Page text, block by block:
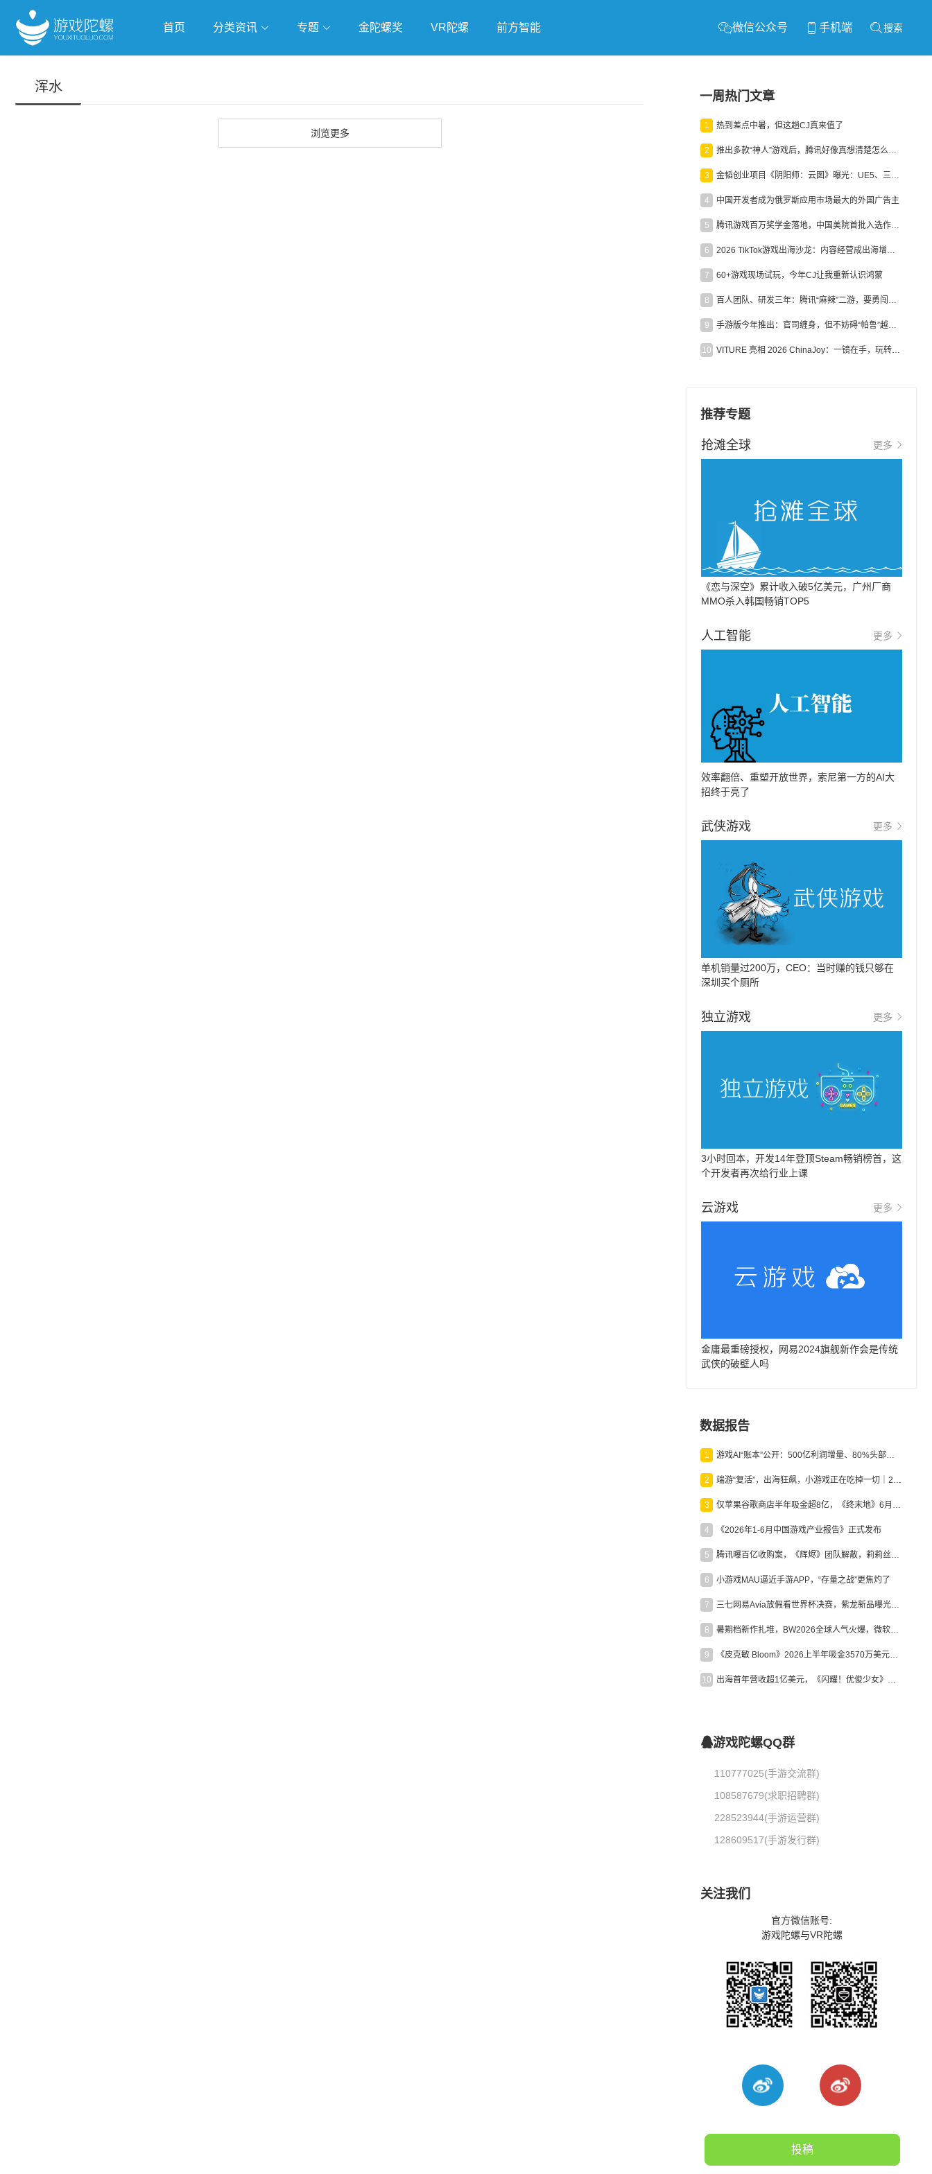
首页 分类资讯 专题 金陀螺奖 VR陀螺 前方智能 微信公众号 手机端 搜索
浑水
浏览更多
一周热门文章
1 热到差点中暑，但这趟CJ真来值了
2 推出多款“神人”游戏后，腾讯好像真想清楚怎么做二次元了
3 金韬创业项目《阴阳师：云图》曝光：UE5、三端互通、ARPG
4 中国开发者成为俄罗斯应用市场最大的外国广告主
5 腾讯游戏百万奖学金落地，中国美院首批入选作品获业内关注
6 2026 TikTok游戏出海沙龙：内容经营成出海增长新引擎
7 60+游戏现场试玩，今年CJ让我重新认识鸿蒙
8 百人团队、研发三年：腾讯“麻辣”二游，要勇闯男性恋爱市场
9 手游版今年推出：官司缠身，但不妨碍“帕鲁”越来越火
10 VITURE 亮相 2026 ChinaJoy：一镜在手，玩转全场！
推荐专题
抢滩全球 更多
《恋与深空》累计收入破5亿美元，广州厂商
MMO杀入韩国畅销TOP5
人工智能 更多
效率翻倍、重塑开放世界，索尼第一方的AI大
招终于亮了
武侠游戏 更多
单机销量过200万，CEO：当时赚的钱只够在
深圳买个厕所
独立游戏 更多
3小时回本，开发14年登顶Steam畅销榜首，这
个开发者再次给行业上课
云游戏 更多
金庸最重磅授权，网易2024旗舰新作会是传统
武侠的破壁人吗
数据报告
1 游戏AI“账本”公开：500亿利润增量、80%头部入局，谁在闷声发财？
2 端游“复活”，出海狂飙，小游戏正在吃掉一切｜2026上半年产业报告
3 仅苹果谷歌商店半年吸金超8亿，《终末地》6月份收入显著回暖
4 《2026年1-6月中国游戏产业报告》正式发布
5 腾讯曝百亿收购案，《辉烬》团队解散，莉莉丝新作曝光｜陀螺周报
6 小游戏MAU逼近手游APP，“存量之战”更焦灼了
7 三七网易Avia放假看世界杯决赛，紫龙新品曝光，米哈游新作上线 | 陀螺周报
8 暑期档新作扎堆，BW2026全球人气火爆，微软XBOX大裁员|陀螺周报
9 《皮克敏 Bloom》2026上半年吸金3570万美元，中国台湾成最大市场
10 出海首年营收超1亿美元，《闪耀！优俊少女》美国市场占比达七成
游戏陀螺QQ群
110777025(手游交流群)
108587679(求职招聘群)
228523944(手游运营群)
128609517(手游发行群)
关注我们
官方微信账号:
游戏陀螺与VR陀螺
投稿